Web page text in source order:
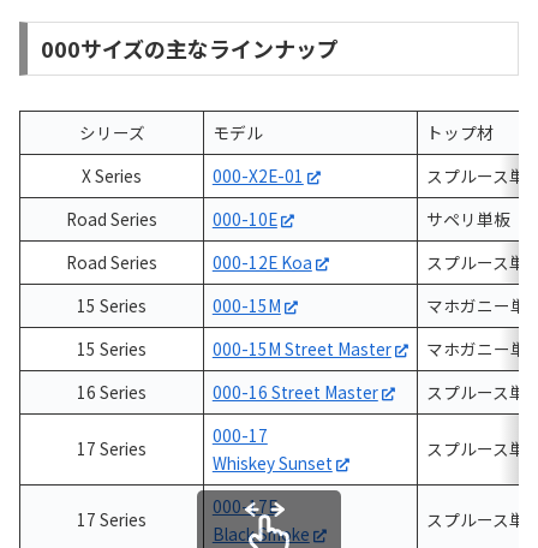
000サイズの主なラインナップ
シリーズ モデル
トップ材
X Series
000-X2E-01
スプルース単
Road Series
000-10E
サペリ単板
Road Series
000-12E Koa
スプルース単
15 Series
000-15M
マホガニー単
15 Series
000-15M Street Master
マホガニー単
16 Series
000-16 Street Master スプルース単
17 Series
000-17
Whiskey Sunset
スプルース単
17 Series
000-17E
Black Smoke
スプルース単